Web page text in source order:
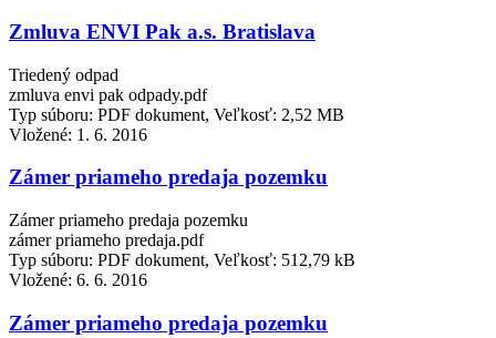
Zmluva ENVI Pak a.s. Bratislava
Triedený odpad
zmluva envi pak odpady.pdf
Typ súboru: PDF dokument, Veľkosť: 2,52 MB
Vložené: 1. 6. 2016
Zámer priameho predaja pozemku
Zámer priameho predaja pozemku
zámer priameho predaja.pdf
Typ súboru: PDF dokument, Veľkosť: 512,79 kB
Vložené: 6. 6. 2016
Zámer priameho predaja pozemku